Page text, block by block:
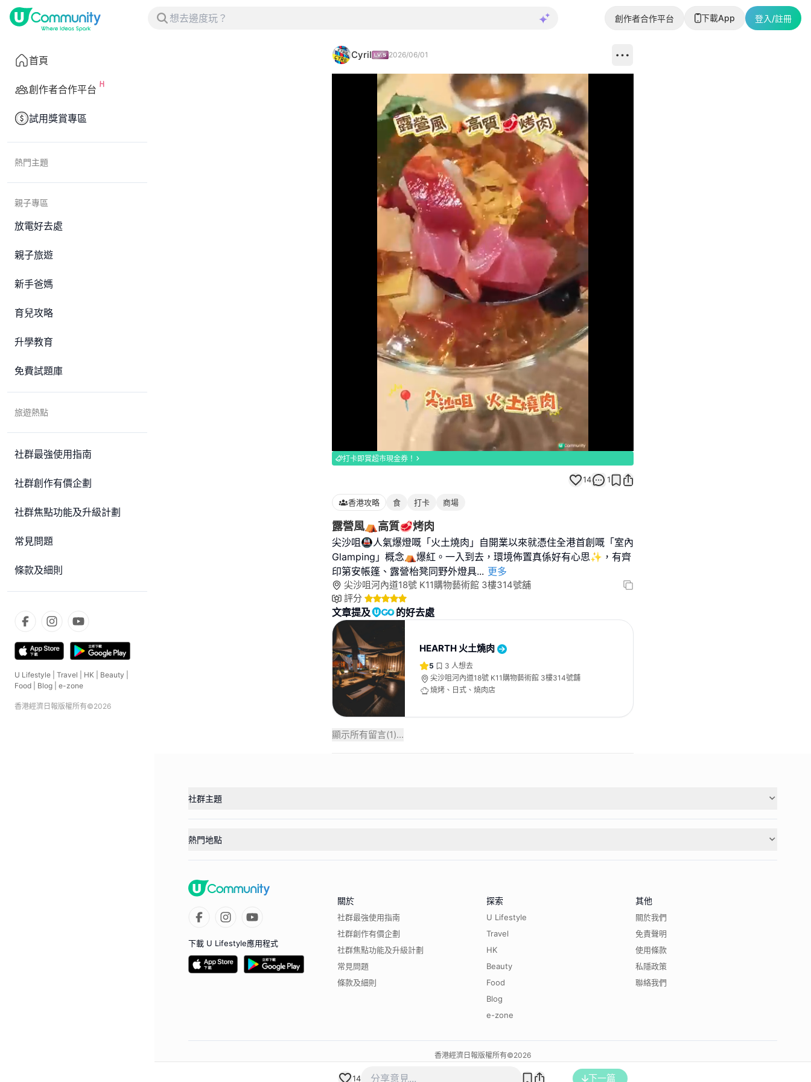
創作者合作平台 下載App 登入/註冊
首頁
創作者合作平台
試用獎賞專區
熱門主題
親子專區
放電好去處
親子旅遊
新手爸媽
育兒攻略
升學教育
免費試題庫
旅遊熱點
社群最強使用指南
社群創作有價企劃
社群焦點功能及升級計劃
常見問題
條款及細則
U Lifestyle Travel HK Beauty
Food
Blog e-zone
香港經濟日報版權所有©2026
Cyril 2026/06/01
Loaded:
100.00%
打卡即賞超市現金券！
14 1
香港攻略 食 打卡 商場
露營風⛺高質🥩烤肉
尖沙咀🚇人氣爆燈嘅「火土燒肉」自開業以來就憑住全港首創嘅「室內
Glamping」概念⛺爆紅。一入到去，環境佈置真係好有心思✨，有齊
印第安帳篷、露營枱凳同野外燈具... 更多
尖沙咀河內道18號 K11購物藝術館 3樓314號舖
評分
文章提及 的好去處
HEARTH 火土燒肉
5 3 人想去
尖沙咀河內道18號 K11購物藝術館 3樓314號舖
燒烤、日式、燒肉店
顯示所有留言(1)...
14 下一篇
社群主題
熱門地點
下載 U Lifestyle應用程式
關於
社群最強使用指南
社群創作有價企劃
社群焦點功能及升級計劃
常見問題
條款及細則
探索
U Lifestyle
Travel
HK
Beauty
Food
Blog
e-zone
其他
關於我們
免責聲明
使用條款
私隱政策
聯絡我們
香港經濟日報版權所有©2026